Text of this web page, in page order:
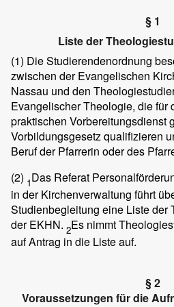
§ 1
Liste der
(1) Die Studierendenordnung
zwischen der Evangelischen
Nassau und den
Evangelischer Theologie, die für
praktischen Vorbereitungsdienst
Vorbildungsgesetz qualifizieren
Beruf der Pfarrerin oder des
(2) 1Das Referat
in der Kirchenverwaltung führt
Studienbegleitung eine Liste der
der EKHN. 2Es nimmt
auf Antrag in die Liste auf.
§ 2
Voraussetzungen für die